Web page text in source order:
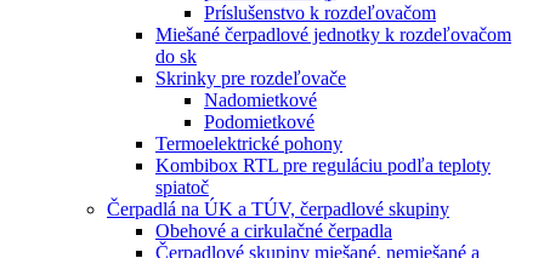
Príslušenstvo k rozdeľovačom
Miešané čerpadlové jednotky k rozdeľovačom
do sk
Skrinky pre rozdeľovače
Nadomietkové
Podomietkové
Termoelektrické pohony
Kombibox RTL pre reguláciu podľa teploty
spiatoč
Čerpadlá na ÚK a TÚV, čerpadlové skupiny
Obehové a cirkulačné čerpadla
Čerpadlové skupiny miešané, nemiešané a